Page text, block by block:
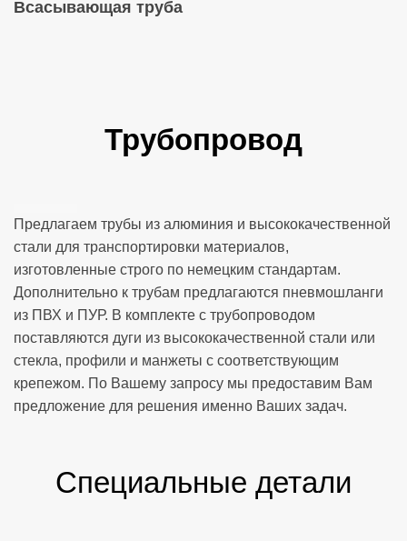
Всасывающая труба
Трубопровод
Предлагаем трубы из алюминия и высококачественной
стали для транспортировки материалов,
изготовленные строго по немецким стандартам.
Дополнительно к трубам предлагаются пневмошланги
из ПВХ и ПУР. В комплекте с трубопроводом
поставляются дуги из высококачественной стали или
стекла, профили и манжеты с соответствующим
крепежом. По Вашему запросу мы предоставим Вам
предложение для решения именно Ваших задач.
Специальные детали